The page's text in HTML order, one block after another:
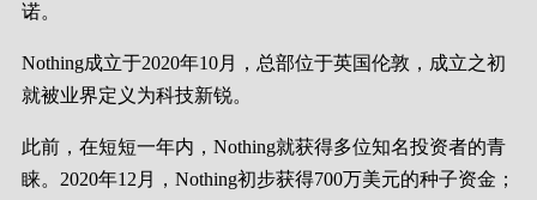
诺。
Nothing成立于2020年10月，总部位于英国伦敦，成立之初
就被业界定义为科技新锐。
此前，在短短一年内，Nothing就获得多位知名投资者的青
睐。2020年12月，Nothing初步获得700万美元的种子资金；